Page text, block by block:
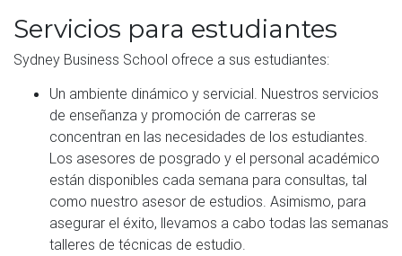
Servicios para estudiantes
Sydney Business School ofrece a sus estudiantes:
Un ambiente dinámico y servicial. Nuestros servicios
de enseñanza y promoción de carreras se
concentran en las necesidades de los estudiantes.
Los asesores de posgrado y el personal académico
están disponibles cada semana para consultas, tal
como nuestro asesor de estudios. Asimismo, para
asegurar el éxito, llevamos a cabo todas las semanas
talleres de técnicas de estudio.